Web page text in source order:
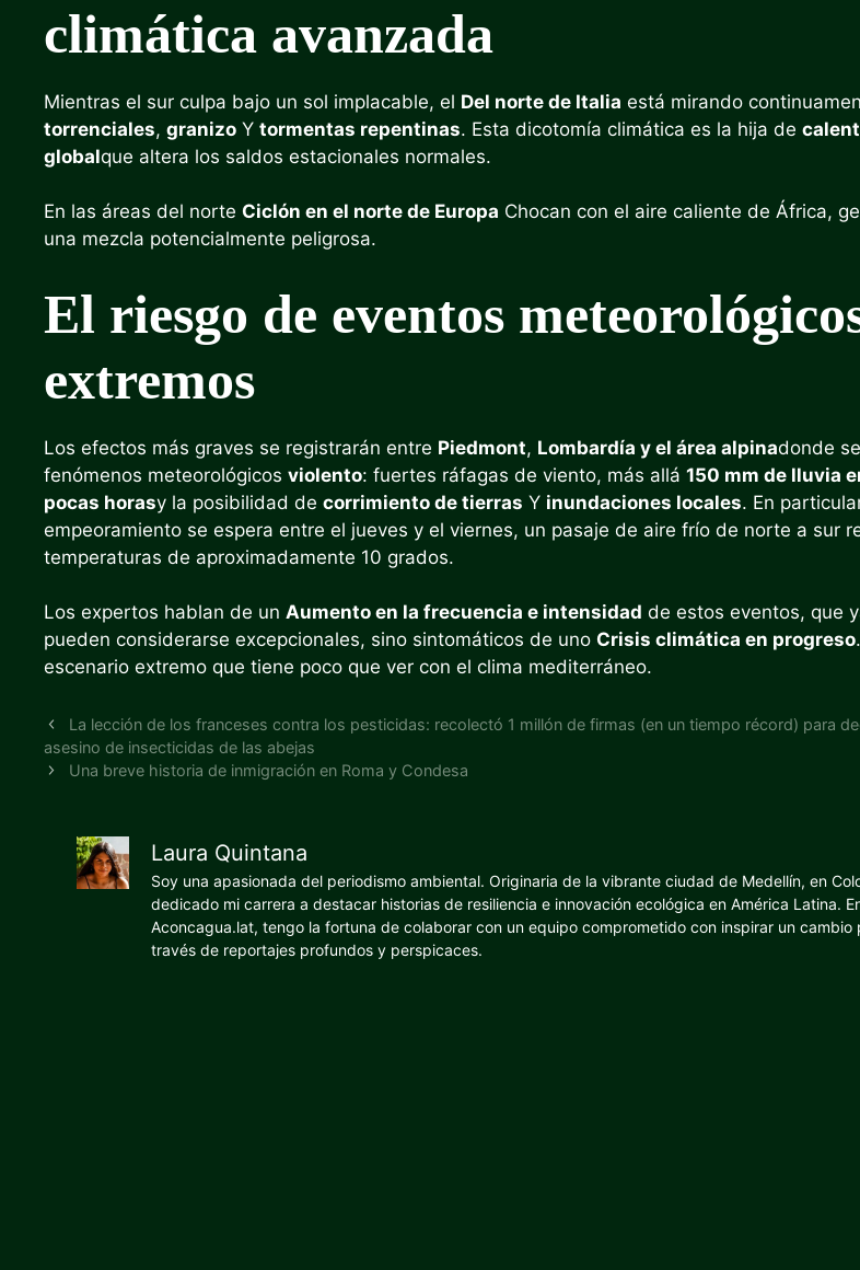
climática avanzada
Mientras el sur culpa bajo un sol implacable, el Del norte de Italia está mirando
torrenciales, granizo Y tormentas repentinas. Esta dicotomía climática es la hija de
globalque altera los saldos estacionales normales.
En las áreas del norte Ciclón en el norte de Europa Chocan con el aire caliente de África,
una mezcla potencialmente peligrosa.
El riesgo de eventos
extremos
Los efectos más graves se registrarán entre Piedmont, Lombardía y el área alpinadonde
fenómenos meteorológicos violento: fuertes ráfagas de viento, más allá 150 mm de lluvia
pocas horasy la posibilidad de corrimiento de tierras Y inundaciones locales. En
empeoramiento se espera entre el jueves y el viernes, un pasaje de aire frío de norte a sur
temperaturas de aproximadamente 10 grados.
Los expertos hablan de un Aumento en la frecuencia e intensidad de estos eventos, que
pueden considerarse excepcionales, sino sintomáticos de uno Crisis climática en progreso
escenario extremo que tiene poco que ver con el clima mediterráneo.
La lección de los franceses contra los pesticidas: recolectó 1 millón de firmas (en un tiempo récord) para
asesino de insecticidas de las abejas
Una breve historia de inmigración en Roma y Condesa
Laura Quintana
Soy una apasionada del periodismo ambiental. Originaria de la vibrante ciudad de Medellín, en
dedicado mi carrera a destacar historias de resiliencia e innovación ecológica en América Latina.
Aconcagua.lat, tengo la fortuna de colaborar con un equipo comprometido con inspirar un cambio
través de reportajes profundos y perspicaces.